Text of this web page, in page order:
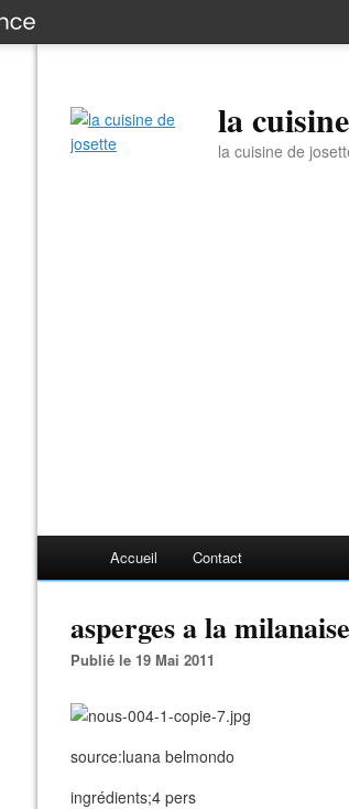
la
la cuisine de
Accueil Contact
asperges a la milanaise
Publié le 19 Mai 2011
source:luana belmondo
ingrédients;4 pers